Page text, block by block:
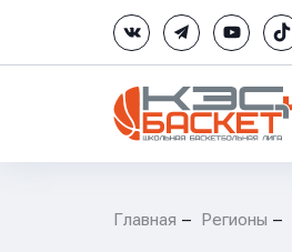
Главная Регионы